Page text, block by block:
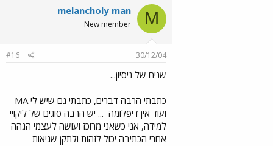
M
melancholy man
New member
30/12/04
#16
שנים של ניסיון...
כתבתי הרבה דברים, כתבתי גם שיש לי MA
ועוד אין דיפלומה ... יש הרבה סוגים של ליקויי
למידה, אני כשאני מרוכז ועושה לעצמי הגהה
אחרי הכתיבה יכול לזהות ולתקן שגיאות